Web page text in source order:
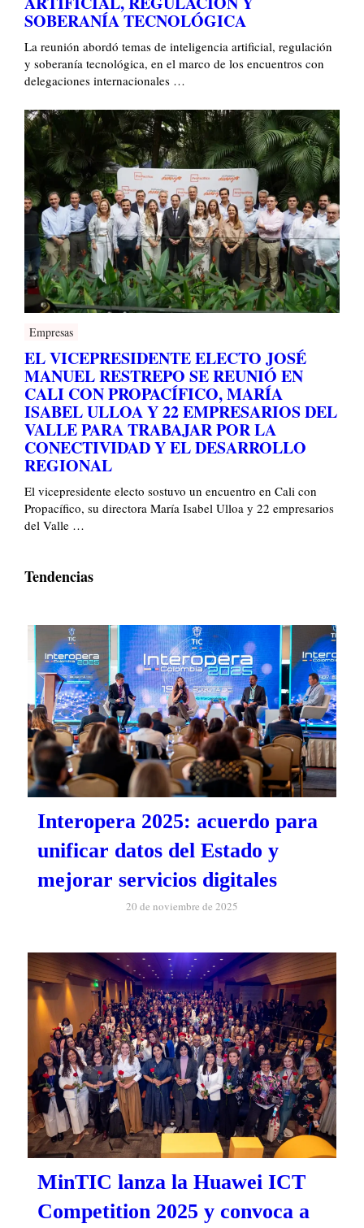
SOBERANÍA TECNOLÓGICA
La reunión abordó temas de inteligencia artificial, regulación
y soberanía tecnológica, en el marco de los encuentros con
delegaciones internacionales …
Empresas
EL VICEPRESIDENTE ELECTO JOSÉ
MANUEL RESTREPO SE REUNIÓ EN
CALI CON PROPACÍFICO, MARÍA
ISABEL ULLOA Y 22 EMPRESARIOS DEL
VALLE PARA TRABAJAR POR LA
CONECTIVIDAD Y EL DESARROLLO
REGIONAL
El vicepresidente electo sostuvo un encuentro en Cali con
Propacífico, su directora María Isabel Ulloa y 22 empresarios
del Valle …
Tendencias
Interopera 2025: acuerdo para
unificar datos del Estado y
mejorar servicios digitales
20 de noviembre de 2025
MinTIC lanza la Huawei ICT
Competition 2025 y convoca a